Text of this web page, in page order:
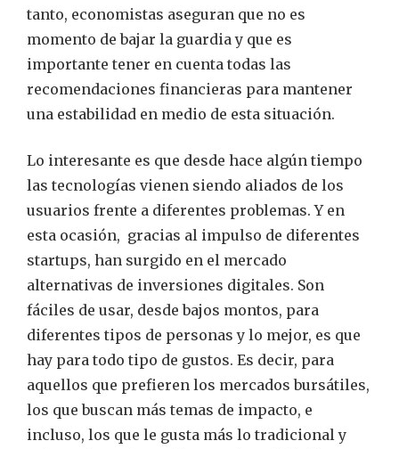
tanto, economistas aseguran que no es
momento de bajar la guardia y que es
importante tener en cuenta todas las
recomendaciones financieras para mantener
una estabilidad en medio de esta situación.
Lo interesante es que desde hace algún tiempo
las tecnologías vienen siendo aliados de los
usuarios frente a diferentes problemas. Y en
esta ocasión, gracias al impulso de diferentes
startups, han surgido en el mercado
alternativas de inversiones digitales. Son
fáciles de usar, desde bajos montos, para
diferentes tipos de personas y lo mejor, es que
hay para todo tipo de gustos. Es decir, para
aquellos que prefieren los mercados bursátiles,
los que buscan más temas de impacto, e
incluso, los que le gusta más lo tradicional y